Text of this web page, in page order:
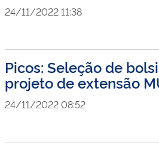
24/11/2022 11:38
Picos: Seleção de
projeto de extensão
24/11/2022 08:52